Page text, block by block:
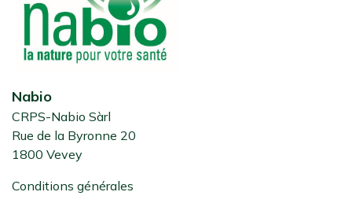
Nabio
CRPS-Nabio Sàrl
Rue de la Byronne 20
1800 Vevey
Conditions générales